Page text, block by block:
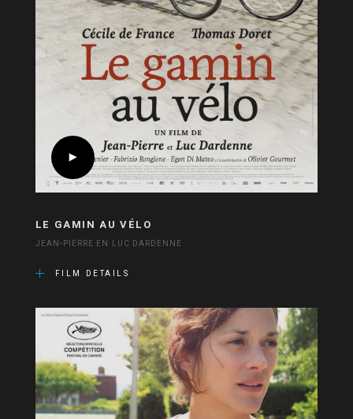
LE GAMIN AU VÉLO
JEAN-PIERRE EN LUC DARDENNE
FILM DETAILS